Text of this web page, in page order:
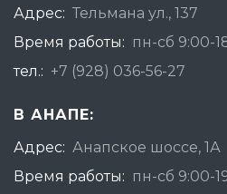
Адрес: Тельмана ул., 137
Время работы: пн-сб 9:00-
тел.: +7 (928) 036-56-27
В АНАПЕ:
Адрес: Анапское шоссе, 1А
Время работы: пн-сб 9:00-